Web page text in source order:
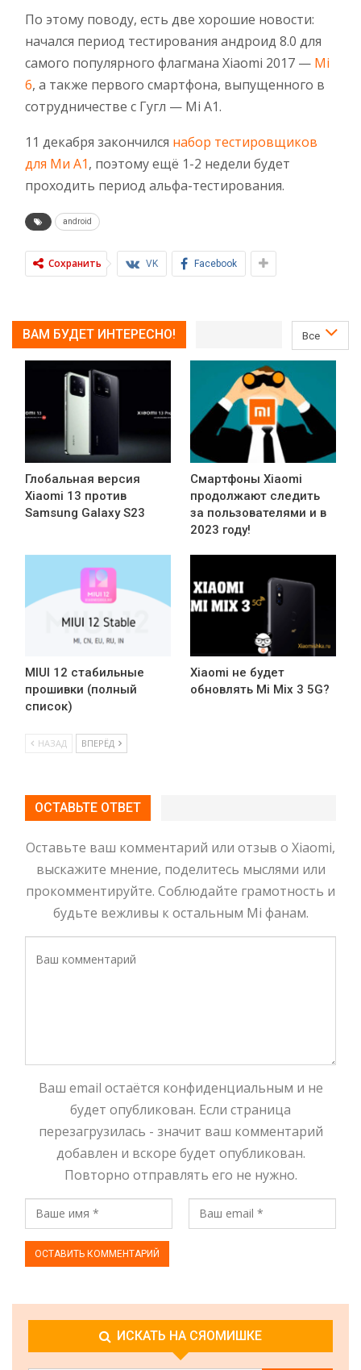
По этому поводу, есть две хорошие новости:
начался период тестирования андроид 8.0 для
самого популярного флагмана Xiaomi 2017 — Mi
6, а также первого смартфона, выпущенного в
сотрудничестве с Гугл — Mi A1.
11 декабря закончился набор тестировщиков
для Ми А1, поэтому ещё 1-2 недели будет
проходить период альфа-тестирования.
android
Сохранить VK Facebook
Все
ВАМ БУДЕТ ИНТЕРЕСНО!
Глобальная версия
Xiaomi 13 против
Samsung Galaxy S23
Смартфоны Xiaomi
продолжают следить
за пользователями и в
2023 году!
MIUI 12 стабильные
прошивки (полный
список)
Xiaomi не будет
обновлять Mi Mix 3 5G?
НАЗАД ВПЕРЁД
ОСТАВЬТЕ ОТВЕТ
Оставьте ваш комментарий или отзыв о Xiaomi,
выскажите мнение, поделитесь мыслями или
прокомментируйте. Соблюдайте грамотность и
будьте вежливы к остальным Mi фанам.
Ваш email остаётся конфиденциальным и не
будет опубликован. Если страница
перезагрузилась - значит ваш комментарий
добавлен и вскоре будет опубликован.
Повторно отправлять его не нужно.
ИСКАТЬ НА СЯОМИШКЕ